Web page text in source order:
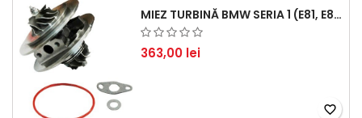
MIEZ TURBINĂ BMW SERIA 1 (E81, E87) 120 D - CREȘTEȚI PERFORMANȚA ȘI RĂSPUNSUL MOTORULUI
363,00 lei
favorite_border